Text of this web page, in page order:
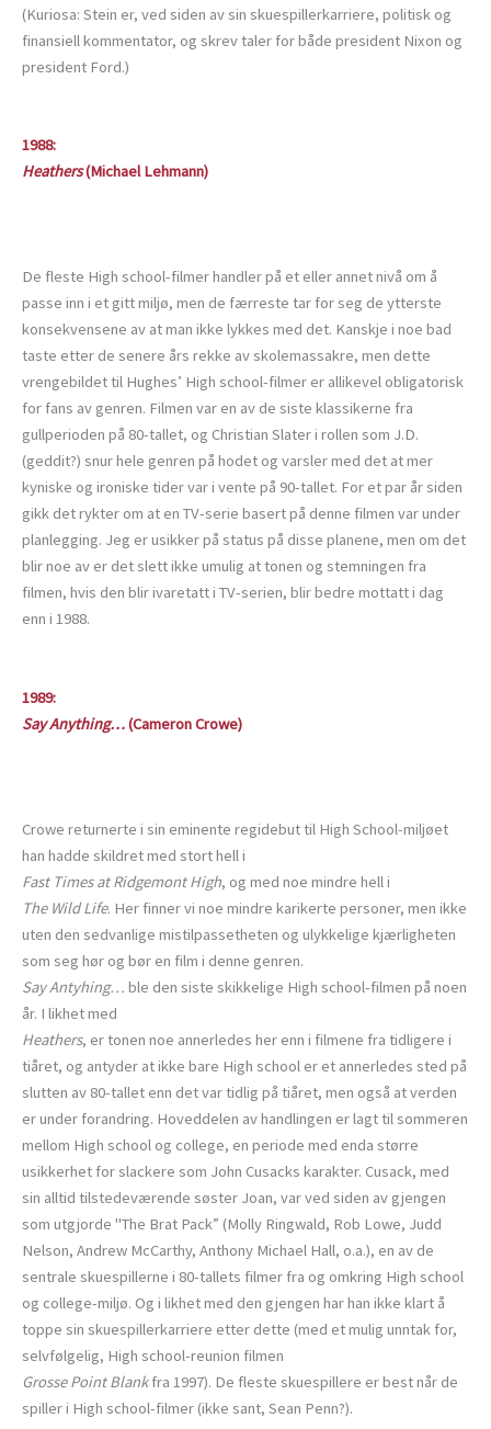
(Kuriosa: Stein er, ved siden av sin skuespillerkarriere, politisk og
finansiell kommentator, og skrev taler for både president Nixon og
president Ford.)
1988:
Heathers(Michael Lehmann)
De fleste High school-filmer handler på et eller annet nivå om å
passe inn i et gitt miljø, men de færreste tar for seg de ytterste
konsekvensene av at man ikke lykkes med det. Kanskje i noe bad
taste etter de senere års rekke av skolemassakre, men dette
vrengebildet til Hughes’ High school-filmer er allikevel obligatorisk
for fans av genren. Filmen var en av de siste klassikerne fra
gullperioden på 80-tallet, og Christian Slater i rollen som J.D.
(geddit?) snur hele genren på hodet og varsler med det at mer
kyniske og ironiske tider var i vente på 90-tallet. For et par år siden
gikk det rykter om at en TV-serie basert på denne filmen var under
planlegging. Jeg er usikker på status på disse planene, men om det
blir noe av er det slett ikke umulig at tonen og stemningen fra
filmen, hvis den blir ivaretatt i TV-serien, blir bedre mottatt i dag
enn i 1988.
1989:
Say Anything…(Cameron Crowe)
Crowe returnerte i sin eminente regidebut til High School-miljøet
han hadde skildret med stort hell i
Fast Times at Ridgemont High, og med noe mindre hell i
The Wild Life. Her finner vi noe mindre karikerte personer, men ikke
uten den sedvanlige mistilpassetheten og ulykkelige kjærligheten
som seg hør og bør en film i denne genren.
Say Antyhing… ble den siste skikkelige High school-filmen på noen
år. I likhet med
Heathers, er tonen noe annerledes her enn i filmene fra tidligere i
tiåret, og antyder at ikke bare High school er et annerledes sted på
slutten av 80-tallet enn det var tidlig på tiåret, men også at verden
er under forandring. Hoveddelen av handlingen er lagt til sommeren
mellom High school og college, en periode med enda større
usikkerhet for slackere som John Cusacks karakter. Cusack, med
sin alltid tilstedeværende søster Joan, var ved siden av gjengen
som utgjorde "The Brat Pack” (Molly Ringwald, Rob Lowe, Judd
Nelson, Andrew McCarthy, Anthony Michael Hall, o.a.), en av de
sentrale skuespillerne i 80-tallets filmer fra og omkring High school
og college-miljø. Og i likhet med den gjengen har han ikke klart å
toppe sin skuespillerkarriere etter dette (med et mulig unntak for,
selvfølgelig, High school-reunion filmen
Grosse Point Blankfra 1997). De fleste skuespillere er best når de
spiller i High school-filmer (ikke sant, Sean Penn?).